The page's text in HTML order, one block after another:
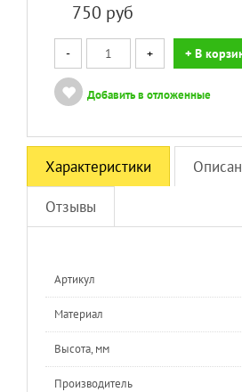
750 руб
- + + В
Добавить в отложенные
Характеристики
Отзывы
Артикул
Материал
Высота, мм
Производитель